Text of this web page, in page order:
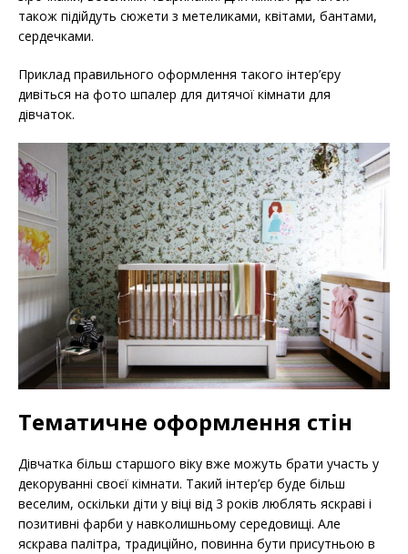
також підійдуть сюжети з метеликами, квітами, бантами,
сердечками.
Приклад правильного оформлення такого інтер’єру
дивіться на фото шпалер для дитячої кімнати для
дівчаток.
Тематичне оформлення стін
Дівчатка більш старшого віку вже можуть брати участь у
декоруванні своєї кімнати. Такий інтер’єр буде більш
веселим, оскільки діти у віці від 3 років люблять яскраві і
позитивні фарби у навколишньому середовищі. Але
яскрава палітра, традиційно, повинна бути присутньою в